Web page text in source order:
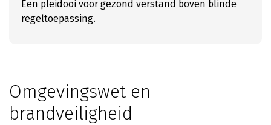
Een pleidooi voor gezond verstand boven blinde
regeltoepassing.
Omgevingswet en
brandveiligheid